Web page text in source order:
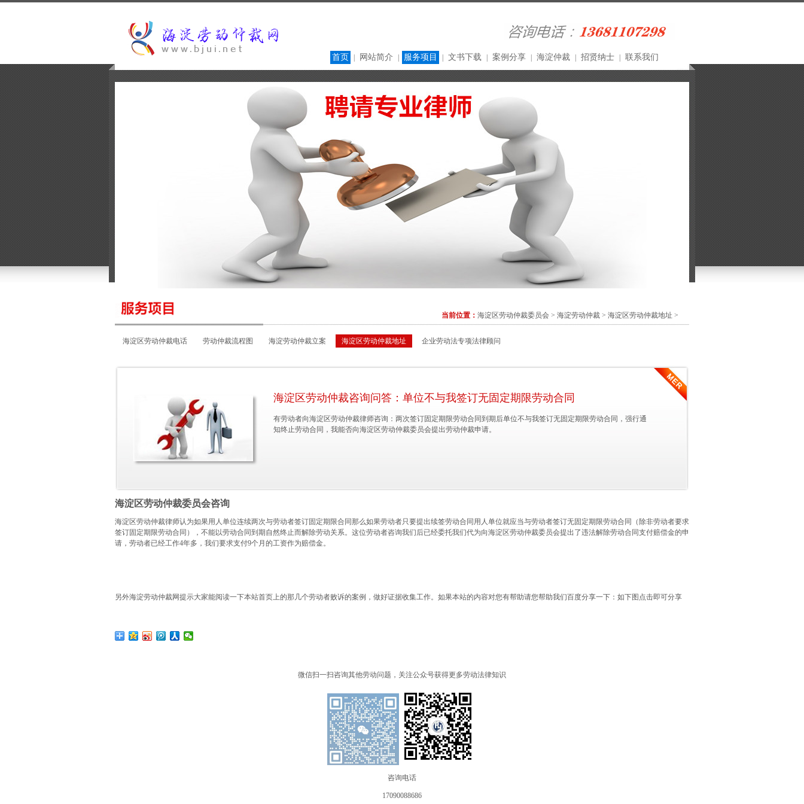
首页 网站简介 服务项目 文书下载 案例分享 海淀仲裁 招贤纳士 联系我们
当前位置： 海淀区劳动仲裁委员会 > 海淀劳动仲裁 > 海淀区劳动仲裁地址 >
海淀区劳动仲裁电话 劳动仲裁流程图 海淀劳动仲裁立案 海淀区劳动仲裁地址 企业劳动法专项法律顾问
海淀区劳动仲裁咨询问答：单位不与我签订无固定期限劳动合同
有劳动者向海淀区劳动仲裁律师咨询：两次签订固定期限劳动合同到期后单位不与我签订无固定期限劳动合同，强行通
知终止劳动合同，我能否向海淀区劳动仲裁委员会提出劳动仲裁申请。
海淀区劳动仲裁委员会咨询
海淀区劳动仲裁律师认为如果用人单位连续两次与劳动者签订固定期限合同那么如果劳动者只要提出续签劳动合同用人单位就应当与劳动者签订无固定期限劳动合同（除非劳动者要求
签订固定期限劳动合同），不能以劳动合同到期自然终止而解除劳动关系。这位劳动者咨询我们后已经委托我们代为向海淀区劳动仲裁委员会提出了违法解除劳动合同支付赔偿金的申
请，劳动者已经工作4年多，我们要求支付9个月的工资作为赔偿金。
另外海淀劳动仲裁网提示大家能阅读一下本站首页上的那几个劳动者败诉的案例，做好证据收集工作。如果本站的内容对您有帮助请您帮助我们百度分享一下：如下图点击即可分享
微信扫一扫咨询其他劳动问题，关注公众号获得更多劳动法律知识
咨询电话
17090088686